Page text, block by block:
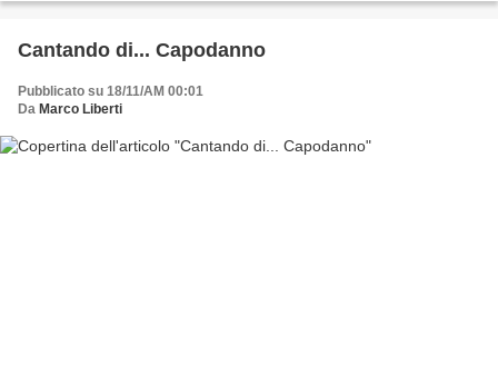
Cantando di... Capodanno
Pubblicato su 18/11/AM 00:01
Da Marco Liberti